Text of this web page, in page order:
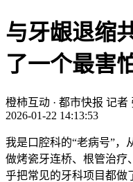
与牙龈退缩
了一个最害
橙柿互动 · 都市快报 记者
2026-01-22 14:13:53
我是口腔科的“老病号”，
做烤瓷牙连桥、根管治
乎把常见的牙科项目都做